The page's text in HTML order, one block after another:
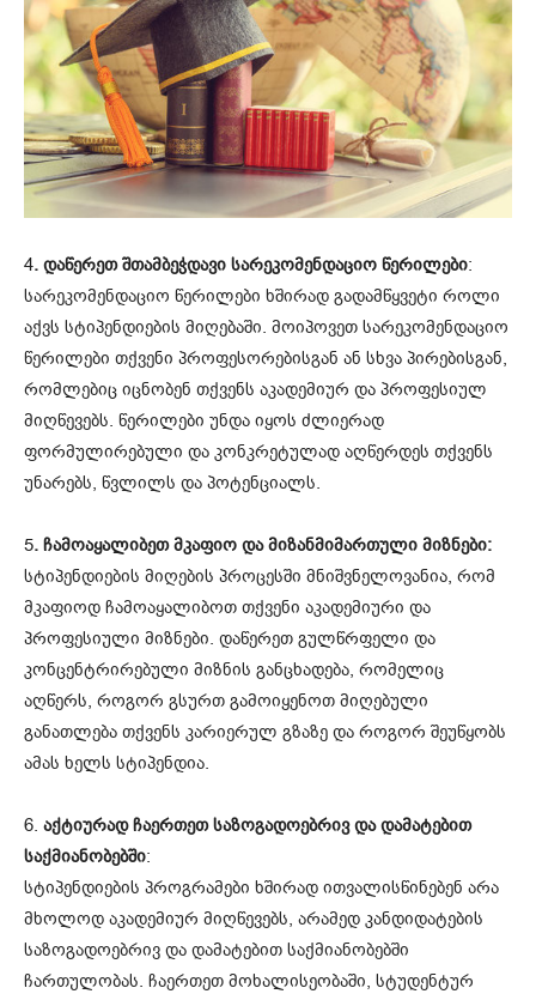
4. დაწერეთ შთამბეჭდავი სარეკომენდაციო წერილები:
სარეკომენდაციო წერილები ხშირად გადამწყვეტი როლი
აქვს სტიპენდიების მიღებაში. მოიპოვეთ სარეკომენდაციო
წერილები თქვენი პროფესორებისგან ან სხვა პირებისგან,
რომლებიც იცნობენ თქვენს აკადემიურ და პროფესიულ
მიღწევებს. წერილები უნდა იყოს ძლიერად
ფორმულირებული და კონკრეტულად აღწერდეს თქვენს
უნარებს, წვლილს და პოტენციალს.
5. ჩამოაყალიბეთ მკაფიო და მიზანმიმართული მიზნები:
სტიპენდიების მიღების პროცესში მნიშვნელოვანია, რომ
მკაფიოდ ჩამოაყალიბოთ თქვენი აკადემიური და
პროფესიული მიზნები. დაწერეთ გულწრფელი და
კონცენტრირებული მიზნის განცხადება, რომელიც
აღწერს, როგორ გსურთ გამოიყენოთ მიღებული
განათლება თქვენს კარიერულ გზაზე და როგორ შეუწყობს
ამას ხელს სტიპენდია.
6. აქტიურად ჩაერთეთ საზოგადოებრივ და დამატებით
საქმიანობებში:
სტიპენდიების პროგრამები ხშირად ითვალისწინებენ არა
მხოლოდ აკადემიურ მიღწევებს, არამედ კანდიდატების
საზოგადოებრივ და დამატებით საქმიანობებში
ჩართულობას. ჩაერთეთ მოხალისეობაში, სტუდენტურ